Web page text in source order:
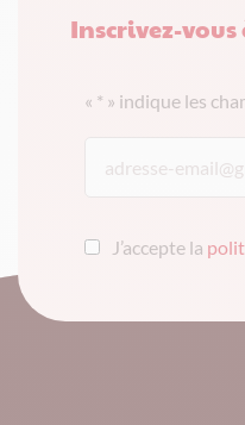
Inscrivez-
« * » indique les
J’accepte la